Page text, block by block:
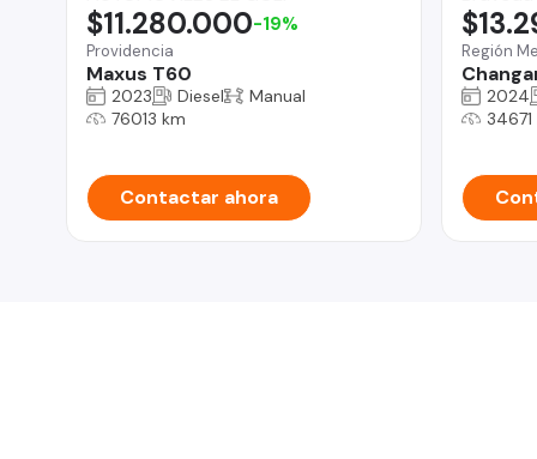
Providencia
Maxus T60
$11.280.000-19%
2023 Diesel
Manual
76013 km
Contactar ahora
Región
2024